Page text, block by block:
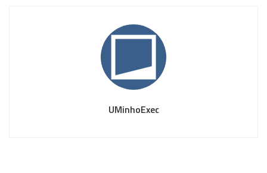
UMinhoExec